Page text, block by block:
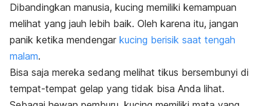
Dibandingkan manusia, kucing memiliki kemampuan
melihat yang jauh lebih baik. Oleh karena itu, jangan
panik ketika mendengar kucing berisik saat tengah
malam.
Bisa saja mereka sedang melihat tikus bersembunyi di
tempat-tempat gelap yang tidak bisa Anda lihat.